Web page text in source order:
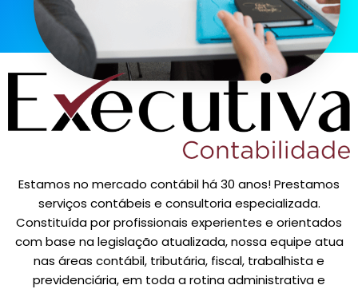
Estamos no mercado contábil há 30 anos! Prestamos
serviços contábeis e consultoria especializada.
Constituída por profissionais experientes e orientados
com base na legislação atualizada, nossa equipe atua
nas áreas contábil, tributária, fiscal, trabalhista e
previdenciária, em toda a rotina administrativa e